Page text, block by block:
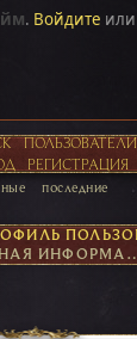
. Войдите или
ПОЛЬЗОВАТЕЛИ
РЕГИСТРАЦИЯ
последние
ОСНОВНАЯ